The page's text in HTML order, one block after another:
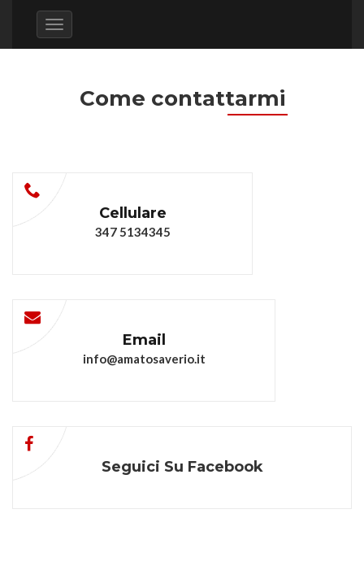
Toggle
navigation
Come contattarmi
Cellulare
347 5134345
Email
info@amatosaverio.it
Seguici Su Facebook